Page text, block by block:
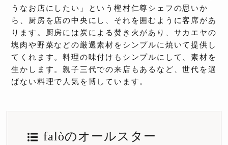
うなお店にしたい」という樫村仁尊シェフの思いか
ら、厨房を店の中央にし、それを囲むように客席があ
ります。厨房には炭による焚き火があり、サカエヤの
塊肉や野菜などの厳選素材をシンプルに焼いて提供し
てくれます。料理の味付けもシンプルにして、素材を
生かします。親子三代での来店もあるなど、世代を選
ばない料理で人気を博しています。
falòのオールスター